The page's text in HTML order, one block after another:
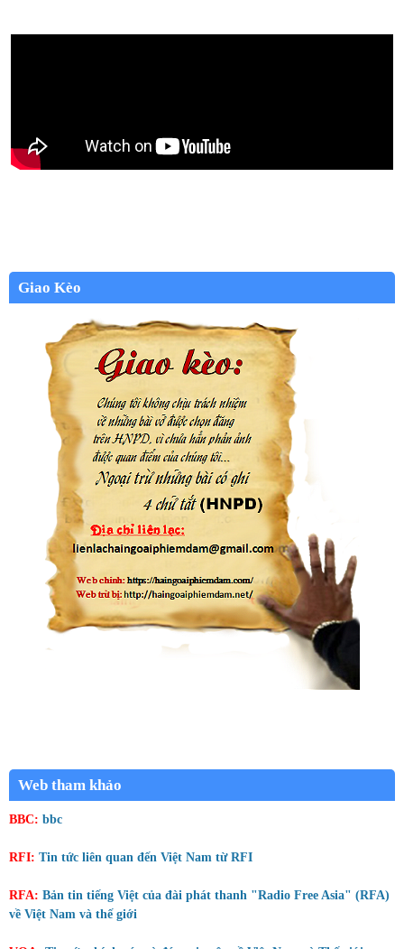
Giao Kèo
Web tham khảo
BBC: bbc
RFI: Tin tức liên quan đến Việt Nam từ RFI
RFA: Bản tin tiếng Việt của đài phát thanh "Radio Free Asia" (RFA)
về Việt Nam và thế giới